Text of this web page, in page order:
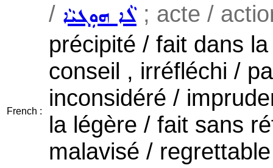
French :
/ ܠܵܐ ܗܘܼܓܝܵܐ; acte /
précipité / fait dans
conseil , irréfléchi /
inconsidéré /
la légère / fait sans
malavisé /